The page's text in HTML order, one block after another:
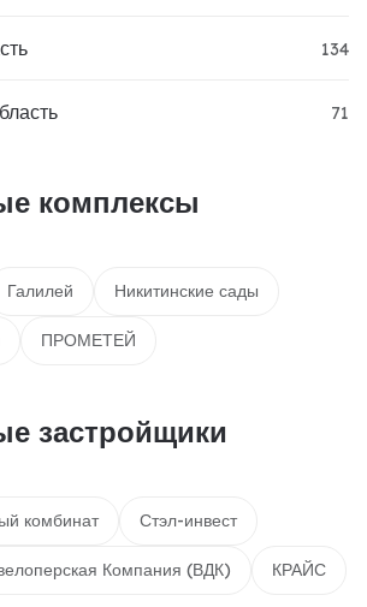
134
71
комплексы
Галилей Никитинские сады
ПРОМЕТЕЙ
застройщики
комбинат Стэл-инвест
Компания (ВДК) КРАЙС